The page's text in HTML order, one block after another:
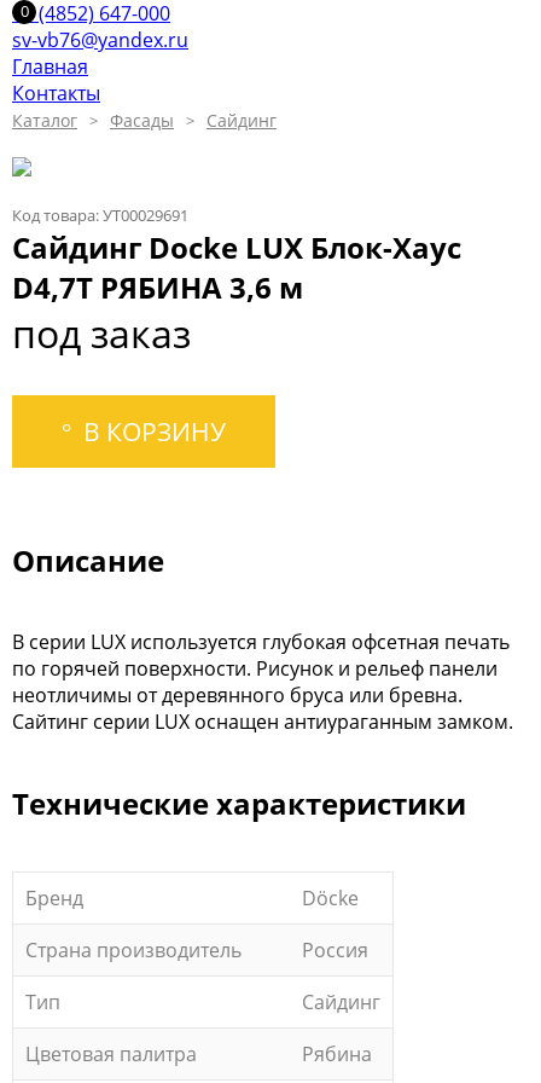
+7 (4852) 647-000
sv-vb76@yandex.ru
Главная
Контакты
Каталог Фасады Сайдинг
Код товара: УТ00029691
Сайдинг Docke LUX Блок-Хаус
D4,7T РЯБИНА 3,6 м
под заказ
В КОРЗИНУ
Описание
В cерии LUX используется глубокая офсетная печать
по горячей поверхности. Рисунок и рельеф панели
неотличимы от деревянного бруса или бревна.
Сайтинг серии LUX оснащен антиураганным замком.
Технические характеристики
Бренд
Döcke
Страна производитель
Россия
Тип
Сайдинг
Цветовая палитра
Рябина